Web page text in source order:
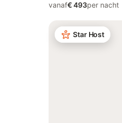
vanaf€ 493per nacht
Star Host